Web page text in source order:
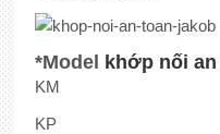
*Model khớp nối an
KM
KP